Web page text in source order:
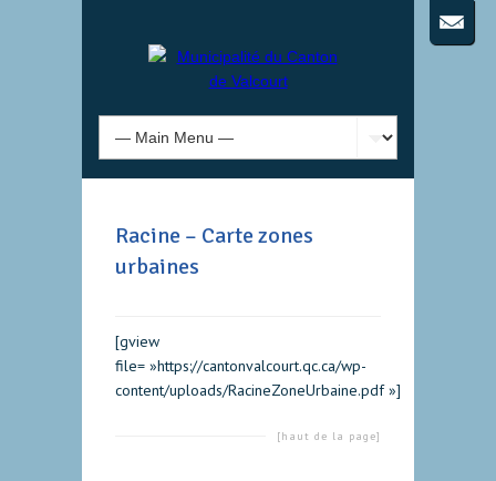
Racine – Carte zones
urbaines
[gview
file= »https://cantonvalcourt.qc.ca/wp-
content/uploads/RacineZoneUrbaine.pdf »]
[haut de la page]